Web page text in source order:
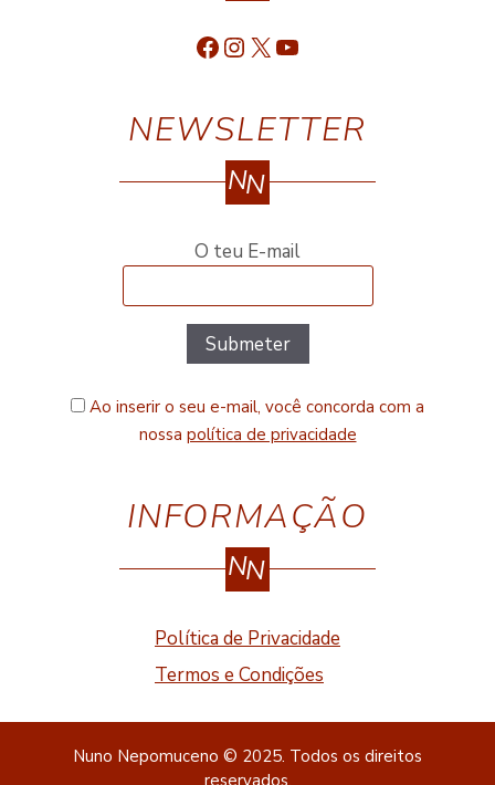
Facebook
Instagram
X YouTube
NEWSLETTER
NN
O teu E-mail
Ao inserir o seu e-mail, você concorda com a
nossa política de privacidade
INFORMAÇÃO
NN
Política de Privacidade
Termos e Condições
Nuno Nepomuceno © 2025. Todos os direitos